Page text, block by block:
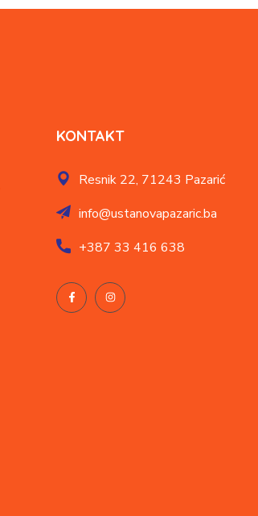
KONTAKT
Resnik 22, 71243 Pazarić
info@ustanovapazaric.ba
+387 33 416 638